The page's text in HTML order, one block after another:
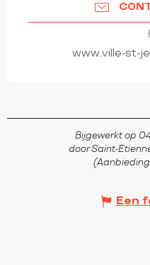
www.ville-st-
Bijgewerkt op
door Saint-
Een